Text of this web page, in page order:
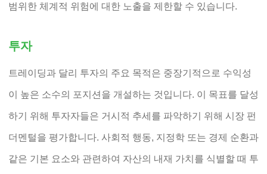
범위한 체계적 위험에 대한 노출을 제한할 수 있습니다.
투자
트레이딩과 달리 투자의 주요 목적은 중장기적으로 수익성
이 높은 소수의 포지션을 개설하는 것입니다. 이 목표를 달성
하기 위해 투자자들은 거시적 추세를 파악하기 위해 시장 펀
더멘털을 평가합니다. 사회적 행동, 지정학 또는 경제 순환과
같은 기본 요소와 관련하여 자산의 내재 가치를 식별할 때 투